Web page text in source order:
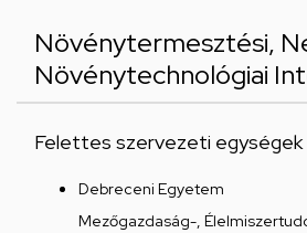
Növénytermesztési,
Növénytechnológiai
Felettes szervezeti egységek
Debreceni Egyetem
Mezőgazdaság-,